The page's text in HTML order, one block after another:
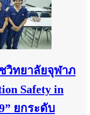
วิทยาลัยจุฬาภ
Safety in
ยกระดับ